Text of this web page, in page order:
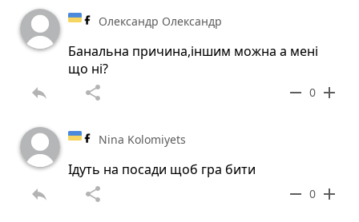
Олександр Олександр
Банальна причина,іншим можна а мені
що ні?
reply share remove 0 add
Nina Kolomiyets
Ідуть на посади щоб гра бити
reply share remove 0 add